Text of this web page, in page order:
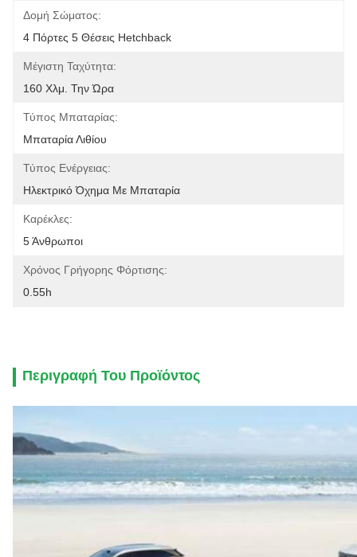
Δομή Σώματος:
4 Πόρτες 5 Θέσεις Hetchback
Μέγιστη Ταχύτητα:
160 Χλμ. Την Ώρα
Τύπος Μπαταρίας:
Μπαταρία Λιθίου
Τύπος Ενέργειας:
Ηλεκτρικό Όχημα Με Μπαταρία
Καρέκλες:
5 Άνθρωποι
Χρόνος Γρήγορης Φόρτισης:
0.55h
Περιγραφή Του Προϊόντος